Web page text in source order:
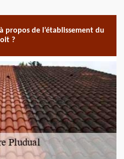
propos de l’établissement du
?